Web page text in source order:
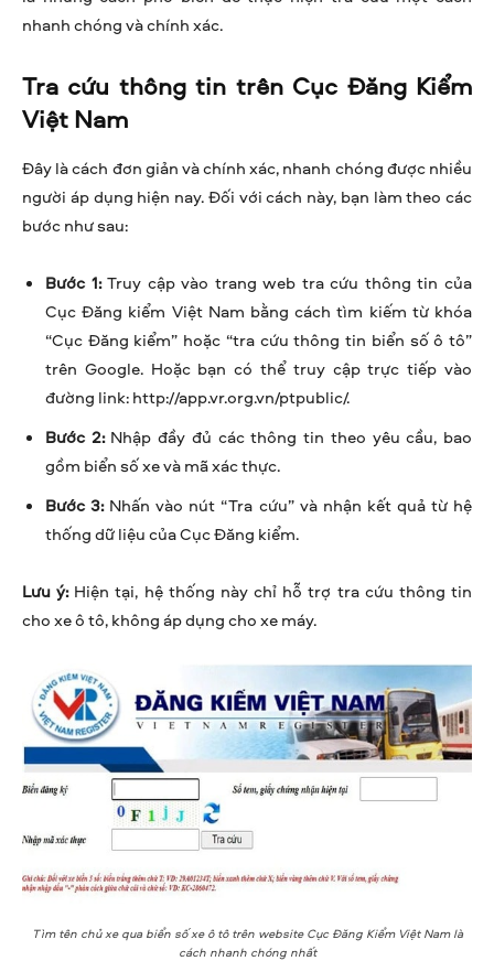
nhanh chóng và chính xác.
Tra cứu thông tin trên Cục Đăng Kiểm
Việt Nam
Đây là cách đơn giản và chính xác, nhanh chóng được nhiều
người áp dụng hiện nay. Đối với cách này, bạn làm theo các
bước như sau:
Bước 1:Truy cập vào trang web tra cứu thông tin của
Cục Đăng kiểm Việt Nam bằng cách tìm kiếm từ khóa
“Cục Đăng kiểm” hoặc “tra cứu thông tin biển số ô tô”
trên Google. Hoặc bạn có thể truy cập trực tiếp vào
đường link: http://app.vr.org.vn/ptpublic/.
Bước 2:Nhập đầy đủ các thông tin theo yêu cầu, bao
gồm biển số xe và mã xác thực.
Bước 3:Nhấn vào nút “Tra cứu” và nhận kết quả từ hệ
thống dữ liệu của Cục Đăng kiểm.
Lưu ý:Hiện tại, hệ thống này chỉ hỗ trợ tra cứu thông tin
cho xe ô tô, không áp dụng cho xe máy.
Tìm tên chủ xe qua biển số xe ô tô trên website Cục Đăng Kiểm Việt Nam là
cách nhanh chóng nhất